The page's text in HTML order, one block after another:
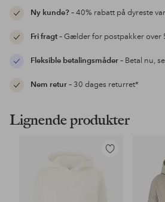
Ny kunde?– 40% rabatt på dyreste
Fri fragt– Gælder for postpakker over
Fleksible betalingsmåder– Betal nu,
Nem retur– 30 dages returret*
Lignende produkter
Tilføj